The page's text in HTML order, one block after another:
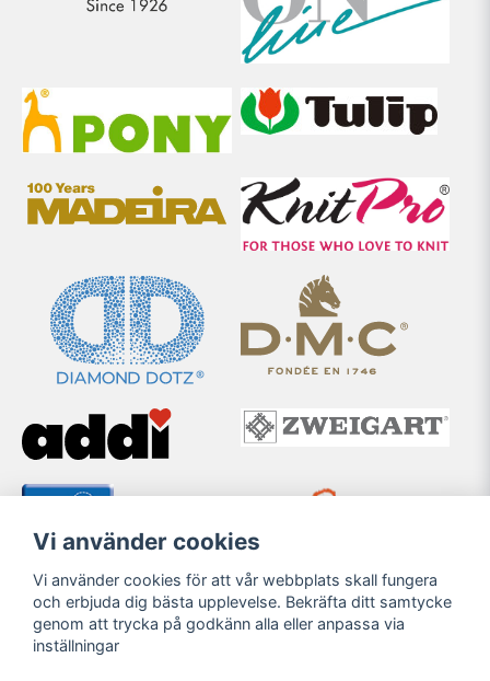
Vi använder cookies
Vi använder cookies för att vår webbplats skall fungera
och erbjuda dig bästa upplevelse. Bekräfta ditt samtycke
genom att trycka på godkänn alla eller anpassa via
inställningar